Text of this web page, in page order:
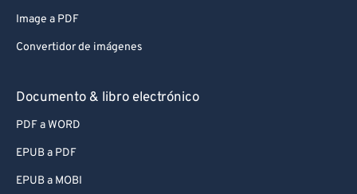
Image a PDF
Convertidor de imágenes
Documento & libro electrónico
PDF a WORD
EPUB a PDF
EPUB a MOBI